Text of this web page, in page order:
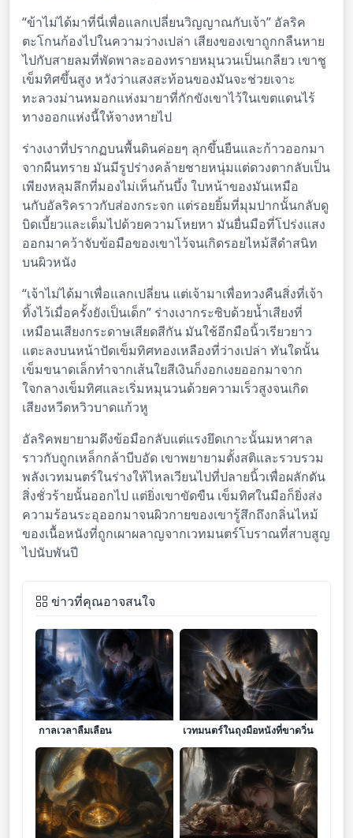
“ข้าไม่ได้มาที่นี่เพื่อแลกเปลี่ยนวิญญาณกับเจ้า” อัลริค
ตะโกนก้องไปในความว่างเปล่า เสียงของเขาถูกกลืนหาย
ไปกับสายลมที่พัดพาละอองทรายหมุนวนเป็นเกลียว เขาชู
เข็มทิศขึ้นสูง หวังว่าแสงสะท้อนของมันจะช่วยเจาะ
ทะลวงม่านหมอกแห่งมายาที่กักขังเขาไว้ในเขตแดนไร้
ทางออกแห่งนี้ให้จางหายไป
ร่างเงาที่ปรากฏบนพื้นดินค่อยๆ ลุกขึ้นยืนและก้าวออกมา
จากผืนทราย มันมีรูปร่างคล้ายชายหนุ่มแต่ดวงตากลับเป็น
เพียงหลุมลึกที่มองไม่เห็นก้นบึ้ง ใบหน้าของมันเหมือ
นกับอัลริคราวกับส่องกระจก แต่รอยยิ้มที่มุมปากนั้นกลับดู
บิดเบี้ยวและเต็มไปด้วยความโหยหา มันยื่นมือที่โปร่งแสง
ออกมาคว้าจับข้อมือของเขาไว้จนเกิดรอยไหม้สีดำสนิท
บนผิวหนัง
“เจ้าไม่ได้มาเพื่อแลกเปลี่ยน แต่เจ้ามาเพื่อทวงคืนสิ่งที่เจ้า
ทิ้งไว้เมื่อครั้งยังเป็นเด็ก” ร่างเงากระซิบด้วยน้ำเสียงที่
เหมือนเสียงกระดาษเสียดสีกัน มันใช้อีกมือนิ้วเรียวยาว
แตะลงบนหน้าปัดเข็มทิศทองเหลืองที่ว่างเปล่า ทันใดนั้น
เข็มขนาดเล็กทำจากเส้นใยสีเงินก็งอกเงยออกมาจาก
ใจกลางเข็มทิศและเริ่มหมุนวนด้วยความเร็วสูงจนเกิด
เสียงหวีดหวิวบาดแก้วหู
อัลริคพยายามดึงข้อมือกลับแต่แรงยึดเกาะนั้นมหาศาล
ราวกับถูกเหล็กกล้าบีบอัด เขาพยายามตั้งสติและรวบรวม
พลังเวทมนตร์ในร่างให้ไหลเวียนไปที่ปลายนิ้วเพื่อผลักดัน
สิ่งชั่วร้ายนั้นออกไป แต่ยิ่งเขาขัดขืน เข็มทิศในมือก็ยิ่งส่ง
ความร้อนระอุออกมาจนผิวกายของเขารู้สึกถึงกลิ่นไหม้
ของเนื้อหนังที่ถูกเผาผลาญจากเวทมนตร์โบราณที่สาบสูญ
ไปนับพันปี
ข่าวที่คุณอาจสนใจ
หยาดเลือดสีครามในถ้วยชาที่
กาลเวลาลืมเลือน
เสียงสั่นไหวจากเส้นใย
เวทมนตร์ในถุงมือหนังที่ขาดวิ่น
ประกายแสงจากเกล็ดมังกรที่ฝัง หยดเลือดอสูรบนมงกุฎดอกไม้ที่